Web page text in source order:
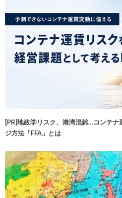
[PR]地政学リスク、港湾混雑…コンテ
ジ方法「FFA」とは